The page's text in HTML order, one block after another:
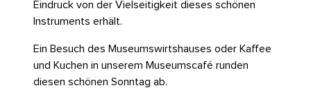
Eindruck von der Vielseitigkeit dieses schönen
Instruments erhält.
Ein Besuch des Museumswirtshauses oder Kaffee
und Kuchen in unserem Museumscafé runden
diesen schönen Sonntag ab.